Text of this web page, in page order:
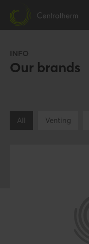
INFO
Our brands
All Venting